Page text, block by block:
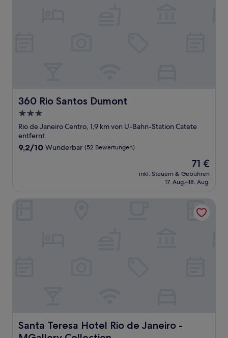
360 Rio Santos Dumont
360 Rio Santos Dumont
3.0-
Sterne-
Unterkunft
Rio de Janeiro Centro, 1,9 km von U-Bahn-Station Catete
entfernt
9.2
9,2/10 Wunderbar (52 Bewertungen)
Der
Preis
beträgt
71 €
inkl. Steuern & Gebühren
17. Aug.–18. Aug.
Santa Teresa Hotel Rio de Janeiro -
Santa Teresa Hotel Rio de Janeiro - MGallery Collection
Santa Teresa Hotel Rio de Janeiro - MGallery Collection